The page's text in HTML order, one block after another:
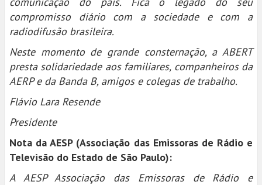
compromisso diário com a sociedade e com a
radiodifusão brasileira.
Neste momento de grande consternação, a ABERT
presta solidariedade aos familiares, companheiros da
AERP e da Banda B, amigos e colegas de trabalho.
Flávio Lara Resende
Presidente
Nota da AESP (Associação das Emissoras de Rádio e
Televisão do Estado de São Paulo):
A AESP Associação das Emissoras de Rádio e